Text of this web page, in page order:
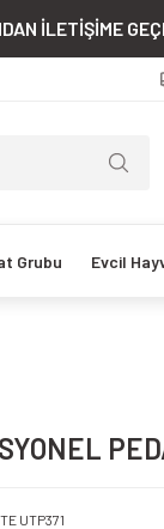
İLETİŞİME
Grubu Evcil
UTP371